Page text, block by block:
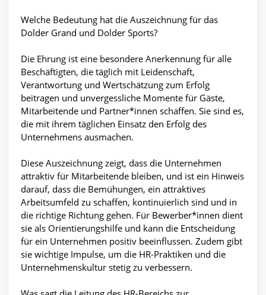
Welche Bedeutung hat die Auszeichnung für das
Dolder Grand und Dolder Sports?
Die Ehrung ist eine besondere Anerkennung für alle
Beschäftigten, die täglich mit Leidenschaft,
Verantwortung und Wertschätzung zum Erfolg
beitragen und unvergessliche Momente für Gäste,
Mitarbeitende und Partner*innen schaffen. Sie sind es,
die mit ihrem täglichen Einsatz den Erfolg des
Unternehmens ausmachen.
Diese Auszeichnung zeigt, dass die Unternehmen
attraktiv für Mitarbeitende bleiben, und ist ein Hinweis
darauf, dass die Bemühungen, ein attraktives
Arbeitsumfeld zu schaffen, kontinuierlich sind und in
die richtige Richtung gehen. Für Bewerber*innen dient
sie als Orientierungshilfe und kann die Entscheidung
für ein Unternehmen positiv beeinflussen. Zudem gibt
sie wichtige Impulse, um die HR-Praktiken und die
Unternehmenskultur stetig zu verbessern.